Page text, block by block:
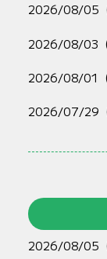
2026/08/05（
2026/08/03（
2026/08/01（
2026/07/29（
2026/08/05（